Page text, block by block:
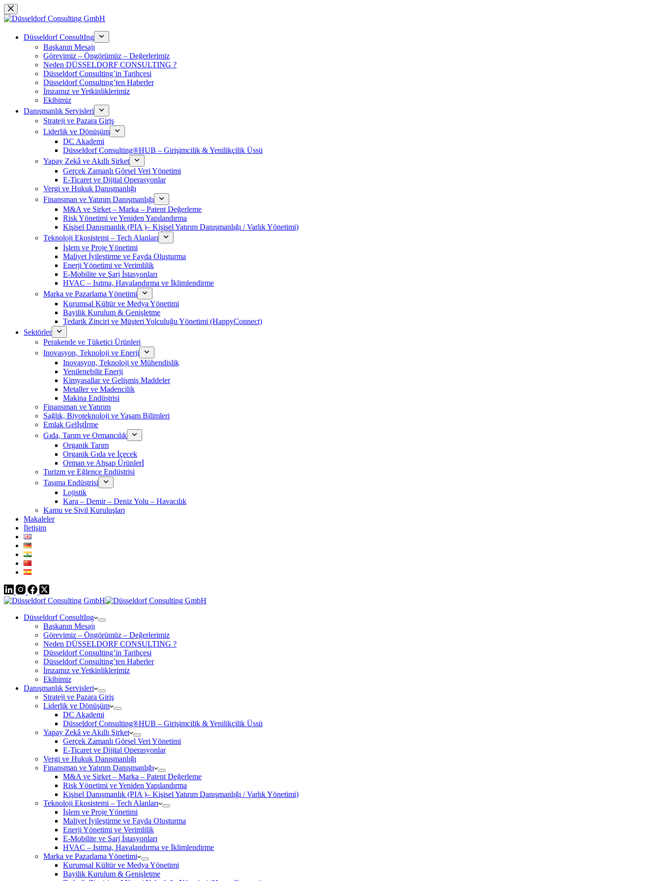
Skip
to
Düsseldorf ConsultIng
Başkanın Mesajı
Görevimiz – Öngörümüz – Değerlerimiz
Neden DÜSSELDORF CONSULTING ?
Düsseldorf Consulting’in Tarihçesi
Düsseldorf Consulting’ten Haberler
İmzamız ve Yetkinliklerimiz
Ekibimiz
Danışmanlık Servisleri
Strateji ve Pazara Giriş
Liderlik ve Dönüşüm
DC Akademi
Düsseldorf Consulting®HUB – Girişimcilik & Yenilikçilik Üssü
Yapay Zekâ ve Akıllı Şirket
Gerçek Zamanlı Görsel Veri Yönetimi
E-Ticaret ve Dijital Operasyonlar
Vergi ve Hukuk Danışmanlığı
Finansman ve Yatırım Danışmanlığı
M&A ve Şirket – Marka – Patent Değerleme
Risk Yönetimi ve Yeniden Yapılandırma
Kişisel Danışmanlık (PIA )– Kişisel Yatırım Danışmanlığı / Varlık Yönetimi)
Teknoloji Ekosistemi – Tech Alanları
İşlem ve Proje Yönetimi
Maliyet İyileştirme ve Fayda Oluşturma
Enerji Yönetimi ve Verimlilik
E-Mobilite ve Şarj İstasyonları
HVAC – Isıtma, Havalandırma ve İklimlendirme
Marka ve Pazarlama Yönetimi
Kurumsal Kültür ve Medya Yönetimi
Bayilik Kurulum & Genişletme
Tedarik Zinciri ve Müşteri Yolculuğu Yönetimi (HappyConnect)
Sektörler
Perakende ve Tüketici Ürünleri
Inovasyon, Teknoloji ve Enerji
Inovasyon, Teknoloji ve Mühendislik
Yenilenebilir Enerji
Kimyasallar ve Gelişmiş Maddeler
Metaller ve Madencilik
Makina Endüstrisi
Finansman ve Yatırım
Sağlık, Biyoteknoloji ve Yaşam Bilimleri
Emlak Gelİştİrme
Gıda, Tarım ve Ormancılık
Organik Tarım
Organik Gıda ve İçecek
Orman ve Ahşap Ürünlerİ
Turizm ve Eğlence Endüstrisi
Taşıma Endüstrisi
Lojistik
Kara – Demir – Deniz Yolu – Havacılık
Kamu ve Sivil Kuruluşları
Makaleler
İletişim
Düsseldorf ConsultIng
Başkanın Mesajı
Görevimiz – Öngörümüz – Değerlerimiz
Neden DÜSSELDORF CONSULTING ?
Düsseldorf Consulting’in Tarihçesi
Düsseldorf Consulting’ten Haberler
İmzamız ve Yetkinliklerimiz
Ekibimiz
Danışmanlık Servisleri
Strateji ve Pazara Giriş
Liderlik ve Dönüşüm
DC Akademi
Düsseldorf Consulting®HUB – Girişimcilik & Yenilikçilik Üssü
Yapay Zekâ ve Akıllı Şirket
Gerçek Zamanlı Görsel Veri Yönetimi
E-Ticaret ve Dijital Operasyonlar
Vergi ve Hukuk Danışmanlığı
Finansman ve Yatırım Danışmanlığı
M&A ve Şirket – Marka – Patent Değerleme
Risk Yönetimi ve Yeniden Yapılandırma
Kişisel Danışmanlık (PIA )– Kişisel Yatırım Danışmanlığı / Varlık Yönetimi)
Teknoloji Ekosistemi – Tech Alanları
İşlem ve Proje Yönetimi
Maliyet İyileştirme ve Fayda Oluşturma
Enerji Yönetimi ve Verimlilik
E-Mobilite ve Şarj İstasyonları
HVAC – Isıtma, Havalandırma ve İklimlendirme
Marka ve Pazarlama Yönetimi
Kurumsal Kültür ve Medya Yönetimi
Bayilik Kurulum & Genişletme